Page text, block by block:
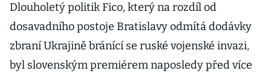
Dlouholetý politik Fico, který na rozdíl od
dosavadního postoje Bratislavy odmítá dodávky
zbraní Ukrajině bránící se ruské vojenské invazi,
byl slovenským premiérem naposledy před více